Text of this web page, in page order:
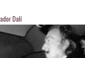
Dalí